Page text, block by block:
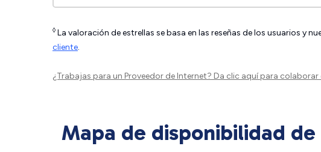
◊ La valoración de estrellas se basa en las reseñas de los usuarios y
cliente.
¿Trabajas para un Proveedor de Internet? Da clic aquípara colaborar
Mapa de disponibilidad